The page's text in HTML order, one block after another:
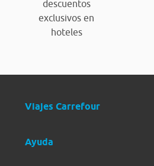
descuentos
exclusivos en
hoteles
Viajes Carrefour
Ayuda